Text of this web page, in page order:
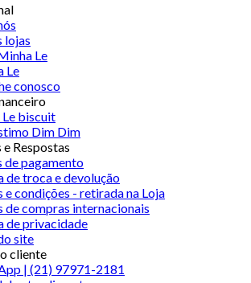
lojas
Le
Le
conosco
biscuit
Dim Dim
Respostas
de pagamento
de troca e devolução
e condições - retirada na Loja
de compras internacionais
de privacidade
site
cliente
| (21) 97971-2181